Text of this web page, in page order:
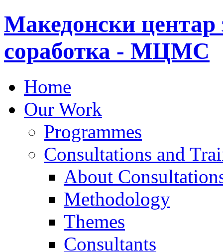
Македонски центар
соработка - МЦМС
Home
Our Work
Programmes
Consultations and
About
Methodology
Themes
Consultants